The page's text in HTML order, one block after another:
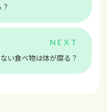
い食べ物は体が腐る？